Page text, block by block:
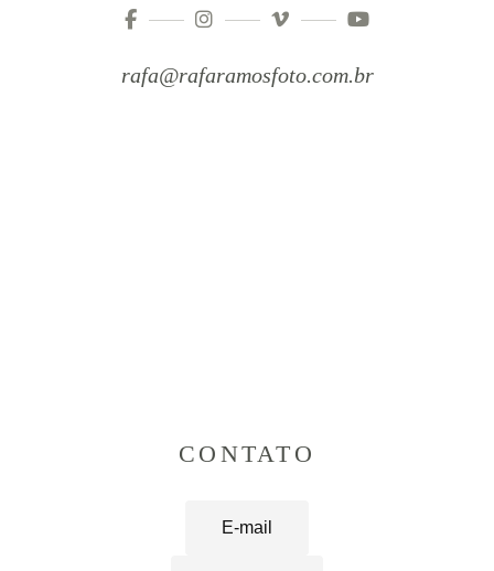
rafa@rafaramosfoto.com.br
CONTATO
E-mail